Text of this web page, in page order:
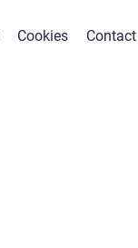
Cookies Contact